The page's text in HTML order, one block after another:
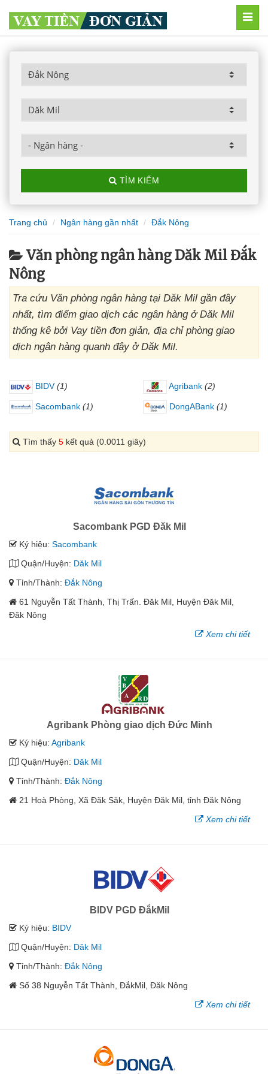
TÌM KIẾM
Trang chủ Ngân hàng gần nhất Đắk Nông
Văn phòng ngân hàng Dăk Mil Đắk
Nông
Tra cứu Văn phòng ngân hàng tại Dăk Mil gần đây
nhất, tìm điểm giao dịch các ngân hàng ở Dăk Mil
thống kê bởi Vay tiền đơn giản, địa chỉ phòng giao
dịch ngân hàng quanh đây ở Dăk Mil.
BIDV (1) Agribank (2)
Sacombank (1) DongABank (1)
Tìm thấy 5 kết quả (0.0011 giây)
Sacombank PGD Đăk Mil
Ký hiệu: Sacombank
Quận/Huyện: Dăk Mil
Tỉnh/Thành: Đắk Nông
61 Nguyễn Tất Thành, Thị Trấn. Đăk Mil, Huyện Đăk Mil,
Đăk Nông
Xem chi tiết
Agribank Phòng giao dịch Đức Minh
Ký hiệu: Agribank
Quận/Huyện: Dăk Mil
Tỉnh/Thành: Đắk Nông
21 Hoà Phòng, Xã Đăk Săk, Huyện Đăk Mil, tỉnh Đăk Nông
Xem chi tiết
BIDV PGD ĐắkMil
Ký hiệu: BIDV
Quận/Huyện: Dăk Mil
Tỉnh/Thành: Đắk Nông
Số 38 Nguyễn Tất Thành, ĐắkMil, Đăk Nông
Xem chi tiết